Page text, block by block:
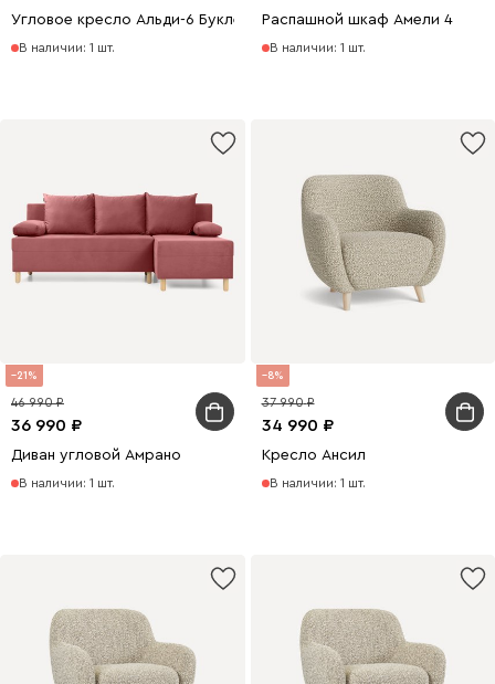
Угловое кресло Альди-6 Букле Молочный
В наличии: 1 шт.
Распашной шкаф Амели 4
В наличии: 1 шт.
21
36 990
46 990
Диван угловой Амрано
В наличии: 1 шт.
8
34 990
37 990
Кресло Ансил
В наличии: 1 шт.